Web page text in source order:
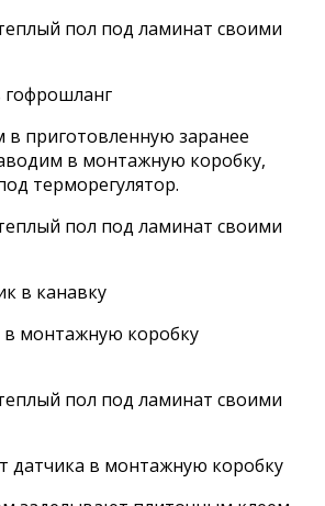
в приготовленную заранее
в монтажную коробку,
терморегулятор.
в канавку
монтажную коробку
датчика в монтажную коробку